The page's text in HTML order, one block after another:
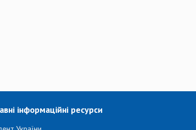
інформаційні ресурси